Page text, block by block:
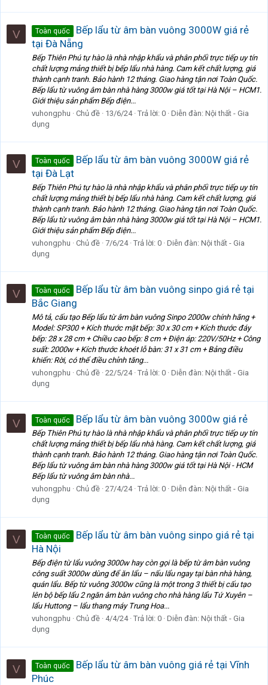
V Toàn quốc
Bếp lẩu từ âm bàn vuông 3000W giá rẻ
tại Đà Nẵng
Bếp Thiên Phú tự hào là nhà nhập khẩu và phân phối trực tiếp uy tín
chất lượng mảng thiết bị bếp lẩu nhà hàng. Cam kết chất lượng, giá
thành cạnh tranh. Bảo hành 12 tháng. Giao hàng tận nơi Toàn Quốc.
Bếp lẩu từ vuông âm bàn nhà hàng 3000w giá tốt tại Hà Nội – HCM1.
Giới thiệu sản phẩm Bếp điện...
vuhongphu
Chủ đề 13/6/24 Trả lời: 0 Diễn đàn: Nội thất - Gia
dụng
V Toàn quốc
Bếp lẩu từ âm bàn vuông 3000W giá rẻ
tại Đà Lạt
Bếp Thiên Phú tự hào là nhà nhập khẩu và phân phối trực tiếp uy tín
chất lượng mảng thiết bị bếp lẩu nhà hàng. Cam kết chất lượng, giá
thành cạnh tranh. Bảo hành 12 tháng. Giao hàng tận nơi Toàn Quốc.
Bếp lẩu từ vuông âm bàn nhà hàng 3000w giá tốt tại Hà Nội – HCM1.
Giới thiệu sản phẩm Bếp điện...
vuhongphu
Chủ đề 7/6/24 Trả lời: 0 Diễn đàn: Nội thất - Gia
dụng
V Toàn quốc
Bếp lẩu từ âm bàn vuông sinpo giá rẻ tại
Bắc Giang
Mô tả, cấu tạo Bếp lẩu từ âm bàn vuông Sinpo 2000w chính hãng +
Model: SP300 + Kích thước mặt bếp: 30 x 30 cm + Kích thước đáy
bếp: 28 x 28 cm + Chiều cao bếp: 8 cm + Điện áp: 220V/50Hz + Công
suất: 2000w + Kích thước khoét lỗ bàn: 31 x 31 cm + Bảng điều
khiển: Rời, có thể điều chỉnh tăng...
vuhongphu
Chủ đề 22/5/24 Trả lời: 0 Diễn đàn: Nội thất - Gia
dụng
V Toàn quốc Bếp lẩu từ âm bàn vuông 3000w giá rẻ
Bếp Thiên Phú tự hào là nhà nhập khẩu và phân phối trực tiếp uy tín
chất lượng mảng thiết bị bếp lẩu nhà hàng. Cam kết chất lượng, giá
thành cạnh tranh. Bảo hành 12 tháng. Giao hàng tận nơi Toàn Quốc.
Bếp lẩu từ vuông âm bàn nhà hàng 3000w giá tốt tại Hà Nội - HCM
Bếp lẩu từ vuông âm bàn nhà...
vuhongphu
Chủ đề 27/4/24 Trả lời: 0 Diễn đàn: Nội thất - Gia
dụng
V Toàn quốc
Bếp lẩu từ âm bàn vuông sinpo giá rẻ tại
Hà Nội
Bếp điện từ lẩu vuông 3000w hay còn gọi là bếp từ âm bàn vuông
công suất 3000w dùng để ăn lẩu – nấu lẩu ngay tại bàn nhà hàng,
quán lẩu. Bếp từ vuông 3000w cũng là một trong 3 thiết bị cấu tạo
lên bộ bếp lẩu 2 ngăn âm bàn vuông cho nhà hàng lẩu Tứ Xuyên –
lẩu Huttong – lẩu thang máy Trung Hoa...
vuhongphu
Chủ đề 4/4/24 Trả lời: 0 Diễn đàn: Nội thất - Gia
dụng
V Toàn quốc
Bếp lẩu từ âm bàn vuông giá rẻ tại Vĩnh
Phúc